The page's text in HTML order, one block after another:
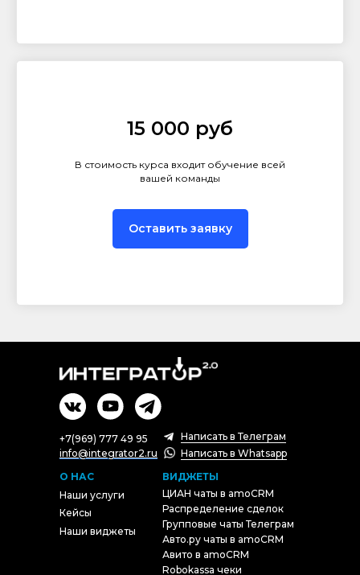
15 000 руб
В стоимость курса входит обучение всей
вашей команды
Оставить заявку
О НАС
Наши услуги
Кейсы
Наши виджеты
+7(969) 777 49 95
info@integrator2.ru
Написать в Телеграм
Написать в Whatsapp
ВИДЖЕТЫ
ЦИАН чаты в amoCRM
Распределение сделок
Групповые чаты Телеграм
Авто.ру чаты в amoCRM
Авито в amoCRM
Robokassa чеки